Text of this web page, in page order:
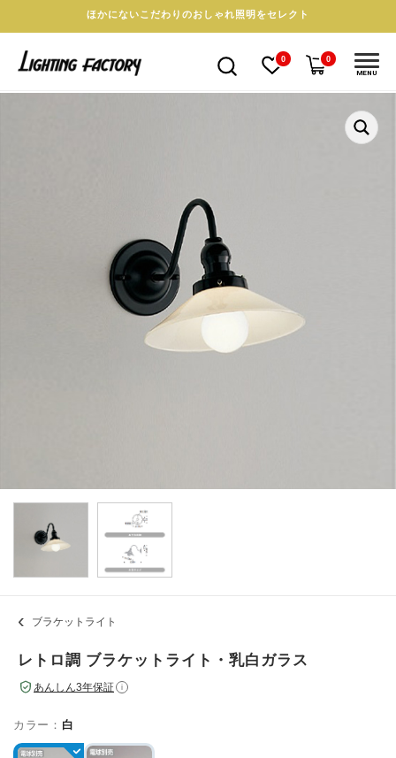
ほかにないこだわりのおしゃれ照明をセレクト
0 0
MENU
ブラケットライト
レトロ調 ブラケットライト・乳白ガラス
あんしん3年保証 i
カラー： 白